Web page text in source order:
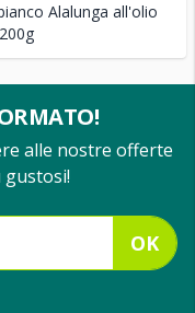
Alalunga all'olio
alle nostre offerte
OK